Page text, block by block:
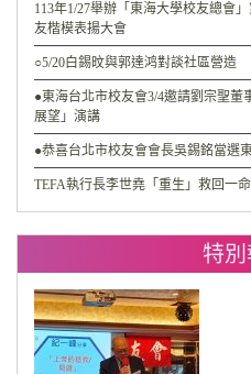
113年1/27舉辦「東海大學校友總會
友楷模表揚大會
○5/20白錫旼與郭達鸿對談社區營造
●東海台北市校友會3/4邀請劉宗聖
展望」演講
●恭喜台北市校友會會長吳錫銘當選
TEFA執行長李世堯「重生」救回一
特別